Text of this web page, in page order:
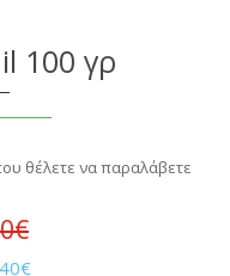
100 γρ
θέλετε να παραλάβετε